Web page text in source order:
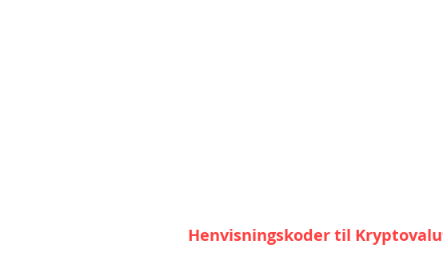
Henvisningskoder til